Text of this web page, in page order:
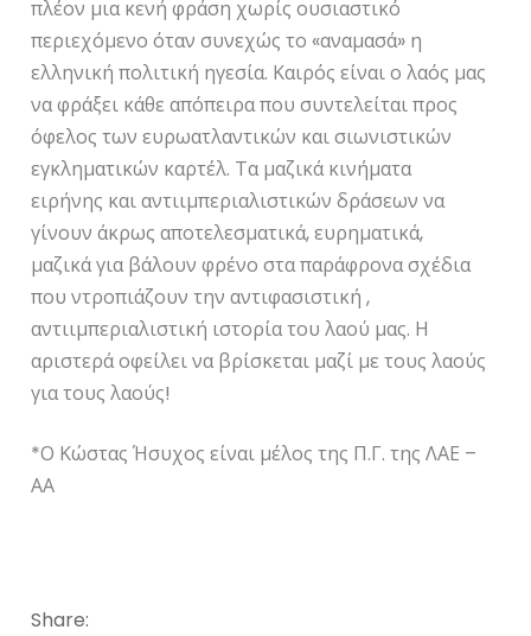
πλέον μια κενή φράση χωρίς ουσιαστικό
περιεχόμενο όταν συνεχώς το «αναμασά» η
ελληνική πολιτική ηγεσία. Καιρός είναι ο λαός μας
να φράξει κάθε απόπειρα που συντελείται προς
όφελος των ευρωατλαντικών και σιωνιστικών
εγκληματικών καρτέλ. Τα μαζικά κινήματα
ειρήνης και αντιιμπεριαλιστικών δράσεων να
γίνουν άκρως αποτελεσματικά, ευρηματικά,
μαζικά για βάλουν φρένο στα παράφρονα σχέδια
που ντροπιάζουν την αντιφασιστική ,
αντιιμπεριαλιστική ιστορία του λαού μας. Η
αριστερά οφείλει να βρίσκεται μαζί με τους λαούς
για τους λαούς!
*Ο Κώστας Ήσυχος είναι μέλος της Π.Γ. της ΛΑΕ –
ΑΑ
Share: